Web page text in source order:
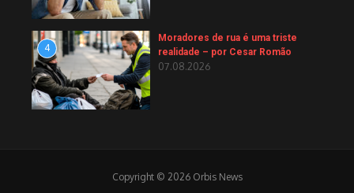
4
Moradores de rua é uma triste
realidade – por Cesar Romão
07.08.2026
Copyright © 2026 Orbis News